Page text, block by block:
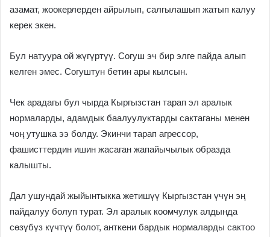
азамат, жоокерлерден айрылып, салгылашып жатып калуу
керек экен.
Бул натуура ой жүгүртүү. Согуш эч бир элге пайда алып
келген эмес. Согуштун бетин ары кылсын.
Чек арадагы бул чырда Кыргызстан тарап эл аралык
нормаларды, адамдык баалуулуктарды сактаганы менен
чоң утушка ээ болду. Экинчи тарап агрессор,
фашисттердин ишин жасаган жапайычылык образда
калышты.
Дал ушундай жыйынтыкка жетишүү Кыргызстан үчүн эң
пайдалуу болуп турат. Эл аралык коомчулук алдында
сөзүбүз күчтүү болот, анткени бардык нормаларды сактоо